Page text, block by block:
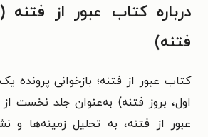
درباره کتاب عبور از فتنه
فتنه)
کتاب عبور از فتنه؛ بازخوانی پرونده
اول، بروز فتنه) به‌عنوان جلد نخست
عبور از فتنه، به تحلیل زمینه‌ها و